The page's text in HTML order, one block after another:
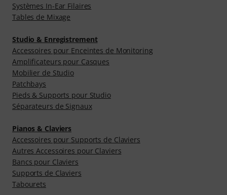
Systèmes In-Ear Filaires
Tables de Mixage
Studio & Enregistrement
Accessoires pour Enceintes de Monitoring
Amplificateurs pour Casques
Mobilier de Studio
Patchbays
Pieds & Supports pour Studio
Séparateurs de Signaux
Pianos & Claviers
Accessoires pour Supports de Claviers
Autres Accessoires pour Claviers
Bancs pour Claviers
Supports de Claviers
Tabourets